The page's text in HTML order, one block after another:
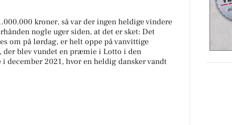
kroner, så var der ingen heldige vindere
nogle uger siden, at det er sket: Det
om på lørdag, er helt oppe på vanvittige
der blev vundet en præmie i Lotto i den
december 2021, hvor en heldig dansker vandt